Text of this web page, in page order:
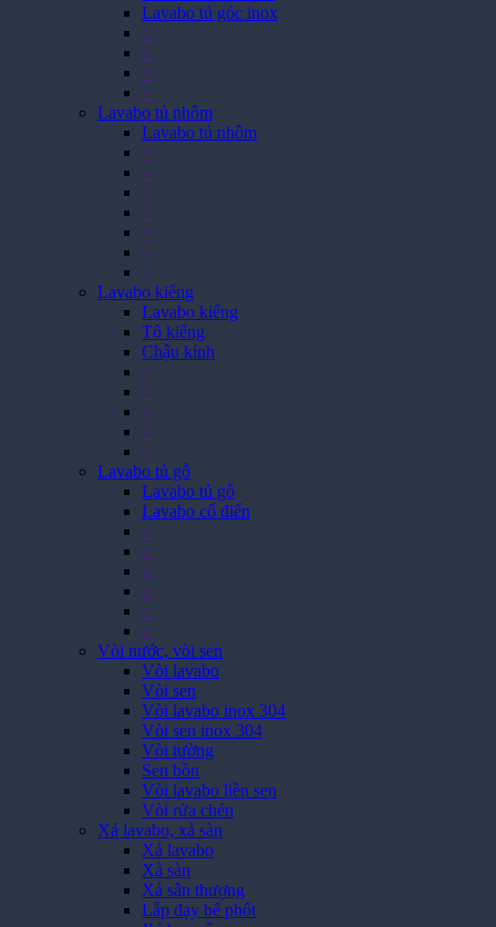
Lavabo tủ góc inox
>
>
>
>
Lavabo tủ nhôm
Lavabo tủ nhôm
>
>
>
>
>
>
>
Lavabo kiếng
Lavabo kiếng
Tô kiếng
Chậu kính
>
>
>
>
>
Lavabo tủ gỗ
Lavabo tủ gỗ
Lavabo cổ điển
>
>
>
>
>
>
Vòi nước, vòi sen
Vòi lavabo
Vòi sen
Vòi lavabo inox 304
Vòi sen inox 304
Vòi tường
Sen bồn
Vòi lavabo liền sen
Vòi rửa chén
Xả lavabo, xả sàn
Xả lavabo
Xả sàn
Xả sân thượng
Lắp đạy bể phốt